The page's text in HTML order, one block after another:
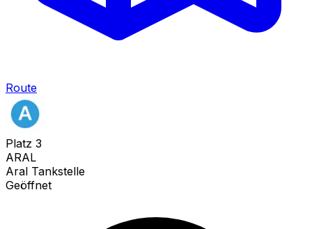
Route
Platz 3
ARAL
Aral Tankstelle
Geöffnet